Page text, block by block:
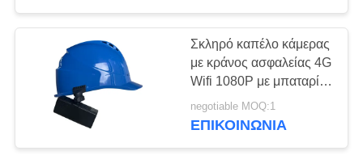
Μίνι φορητός
προβολέαςΣκληρό καπέλο κάμερας
με κράνος ασφαλείας 4G
Wifi 1080P με μπαταρία
4000 mAh
negotiable MOQ:1
ΕΠΙΚΟΙΝΩΝΊΑ